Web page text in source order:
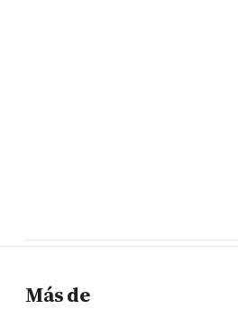
Más de